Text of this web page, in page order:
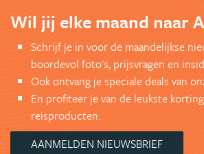
Wil jij elke maand naar
Schrijf je in voor de maandelijkse
boordevol foto's, prijsvragen en
Ook ontvang je speciale deals van
En profiteer je van de leukste
reisproducten.
AANMELDEN NIEUWSBRIEF